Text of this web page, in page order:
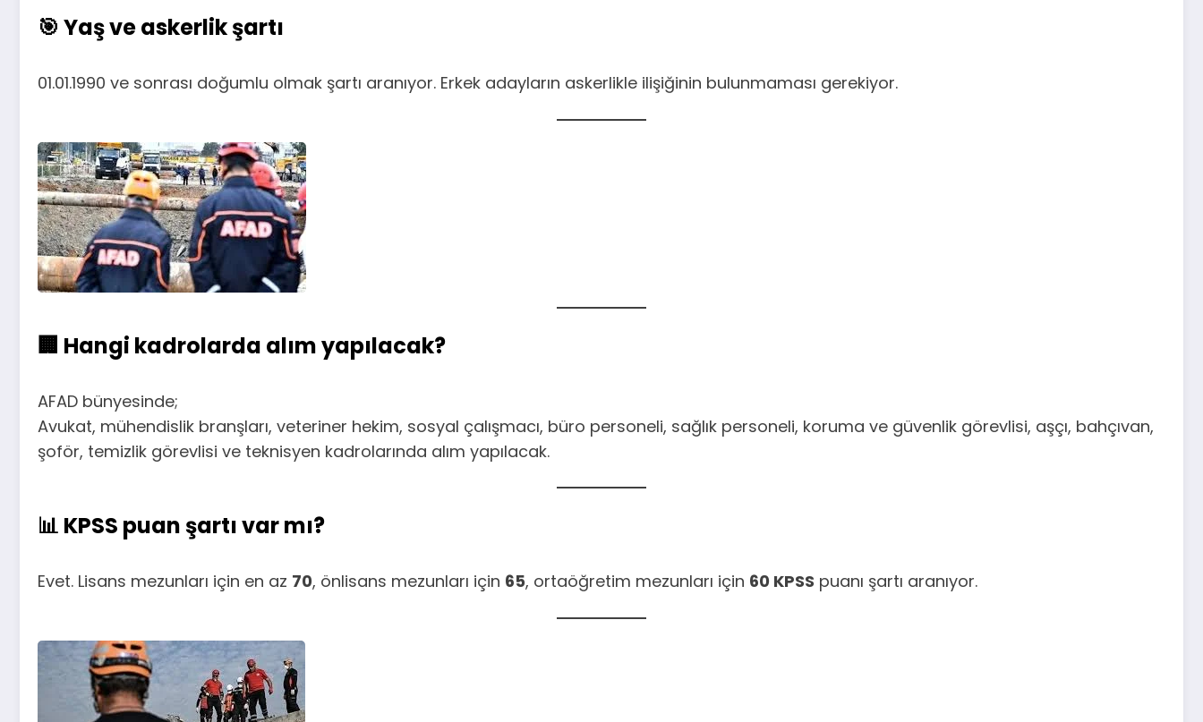
🎯 Yaş ve askerlik şartı
01.01.1990 ve sonrası doğumlu olmak şartı aranıyor. Erkek adayların askerlikle ilişiğinin bulunmaması gerekiyor.
🏢 Hangi kadrolarda alım yapılacak?
AFAD bünyesinde;
Avukat, mühendislik branşları, veteriner hekim, sosyal çalışmacı, büro personeli, sağlık personeli, koruma ve güvenlik görevlisi, aşçı, bahçıvan,
şoför, temizlik görevlisi ve teknisyen kadrolarında alım yapılacak.
📊 KPSS puan şartı var mı?
Evet. Lisans mezunları için en az 70, önlisans mezunları için 65, ortaöğretim mezunları için 60 KPSS puanı şartı aranıyor.